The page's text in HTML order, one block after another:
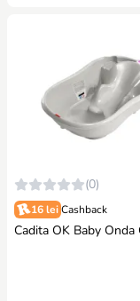
(0)
16 lei Cashback
Cadita OK Baby Onda